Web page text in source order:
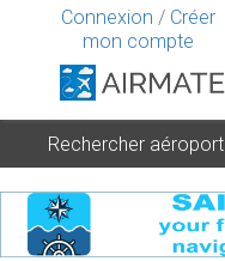
Connexion / Créer
mon compte
Rechercher aéroport